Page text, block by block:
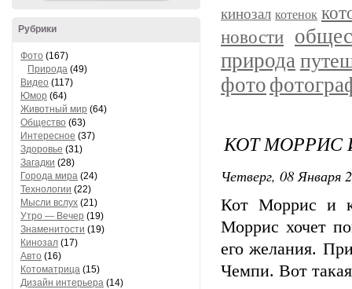
Рубрики
Фото (167)
Природа (49)
Видео (117)
Юмор (64)
Животный мир (64)
Общество (63)
Интересное (37)
Здоровье (31)
Загадки (28)
Города мира (24)
Технологии (22)
Мысли вслух (21)
Утро — Вечер (19)
Знаменитости (19)
Кинозал (17)
Авто (16)
Котоматрица (15)
Дизайн интерьера (14)
кинозал котенок
новости
природа
фото
КОТ МОРРИС
Четверг, 08 Января
Кот Моррис и
Моррис хочет
его желания.
Чемпи. Вот